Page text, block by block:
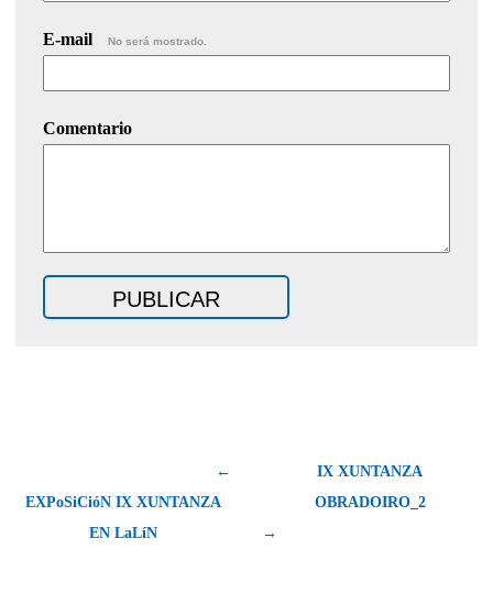
E-mail No será mostrado.
Comentario
←
EXPoSiCióN IX XUNTANZA
EN LaLíN
IX XUNTANZA
OBRADOIRO_2
→